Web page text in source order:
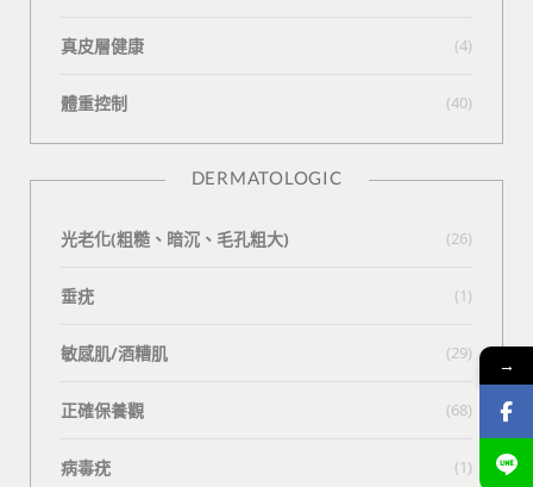
真皮層健康 (4)
體重控制 (40)
DERMATOLOGIC
光老化(粗糙、暗沉、毛孔粗大) (26)
垂疣 (1)
敏感肌/酒糟肌 (29)
正確保養觀 (68)
病毒疣 (1)
→